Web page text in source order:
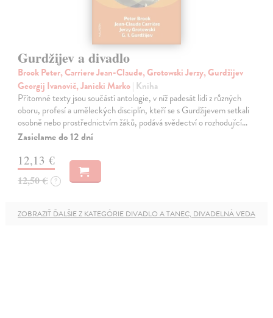
Gurdžijev a divadlo
Brook Peter, Carriere Jean-Claude, Grotowski Jerzy, Gurdžijev
Georgij Ivanovič, Janicki Marko| Kniha
Přítomné texty jsou součástí antologie, v níž padesát lidí z různých
oboru, profesí a uměleckých disciplín, kteří se s Gurdžijevem setkali
osobně nebo prostřednictvím žáků, podává svědectví o rozhodující…
Zasielame do 12 dní
12,13 €
12,50 € ?
ZOBRAZIŤ ĎALŠIE Z KATEGÓRIE DIVADLO A TANEC, DIVADELNÁ VEDA